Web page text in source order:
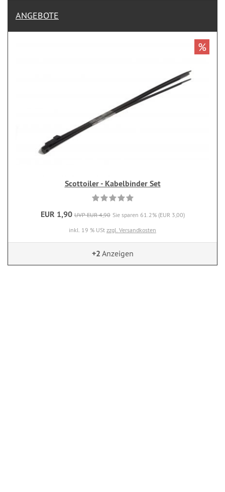
ANGEBOTE
Scottoiler - Kabelbinder Set
EUR 1,90 UVP EUR 4,90 Sie sparen 61.2% (EUR 3,00)
inkl. 19 % USt zzgl. Versandkosten
%
+2 Anzeigen